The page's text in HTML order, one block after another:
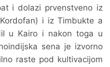
i dolazi prvenstveno iz
i iz Timbukte a
u Kairo i nakon toga u
sena je izvorno
raste pod kultivacijom